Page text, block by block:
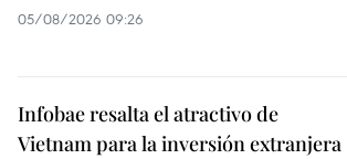
05/08/2026 09:26
Infobae resalta el atractivo de
Vietnam para la inversión extranjera